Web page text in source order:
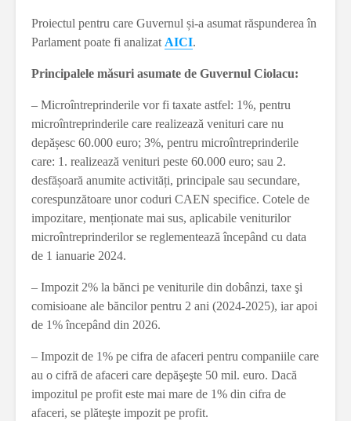
Proiectul pentru care Guvernul și-a asumat răspunderea în
Parlament poate fi analizat AICI.
Principalele măsuri asumate de Guvernul Ciolacu:
– Microîntreprinderile vor fi taxate astfel: 1%, pentru
microîntreprinderile care realizează venituri care nu
depășesc 60.000 euro; 3%, pentru microîntreprinderile
care: 1. realizează venituri peste 60.000 euro; sau 2.
desfășoară anumite activități, principale sau secundare,
corespunzătoare unor coduri CAEN specifice. Cotele de
impozitare, menționate mai sus, aplicabile veniturilor
microîntreprinderilor se reglementează începând cu data
de 1 ianuarie 2024.
– Impozit 2% la bănci pe veniturile din dobânzi, taxe şi
comisioane ale băncilor pentru 2 ani (2024-2025), iar apoi
de 1% începând din 2026.
– Impozit de 1% pe cifra de afaceri pentru companiile care
au o cifră de afaceri care depăşeşte 50 mil. euro. Dacă
impozitul pe profit este mai mare de 1% din cifra de
afaceri, se plăteşte impozit pe profit.